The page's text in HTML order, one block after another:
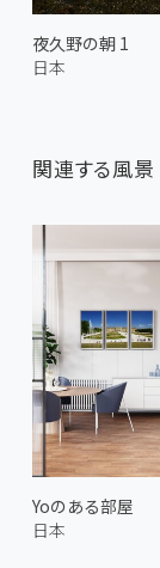
夜久野の朝 1
日本
関連する風景
Yoのある部屋
日本